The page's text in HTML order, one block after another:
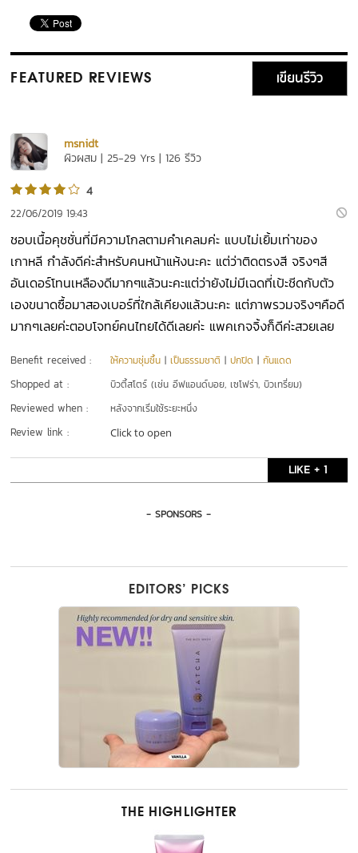
FEATURED REVIEWS เขียนรีวิว
msnidt
ผิวผสม | 25-29 Yrs | 126 รีวิว
4
22/06/2019 19:43
ชอบเนื้อคุชชั่นที่มีความโกลตามคำเคลมค่ะ แบบไม่เยิ้มเท่าของ
เกาหลี กำลังดีค่ะสำหรับคนหน้าแห้งนะคะ แต่ว่าติดตรงสี จริงๆสี
อันเดอร์โทนเหลืองดีมากๆแล้วนะคะแต่ว่ายังไม่มีเฉดที่เป้ะชีดกับตัว
เองขนาดซื้อมาสองเบอร์ที่ใกล้เคียงแล้วนะคะ แต่ภาพรวมจริงๆคือดี
มากๆเลยค่ะตอบโจทย์คนไทยได้ดีเลยค่ะ แพคเกจจิ้งก็ดีค่ะสวยเลย
Benefit received : ให้ความชุ่มชื้น |เป็นธรรมชาติ |ปกปิด |กันแดด
Shopped at : บิวตี้สโตร์ (เช่น อีฟแอนด์บอย, เซโฟร่า, บิวเทรี่ยม)
Reviewed when : หลังจากเริ่มใช้ระยะหนึ่ง
Review link : Click to open
LIKE + 1
- SPONSORS -
EDITORS’ PICKS
THE HIGHLIGHTER